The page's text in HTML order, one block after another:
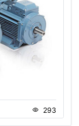
293